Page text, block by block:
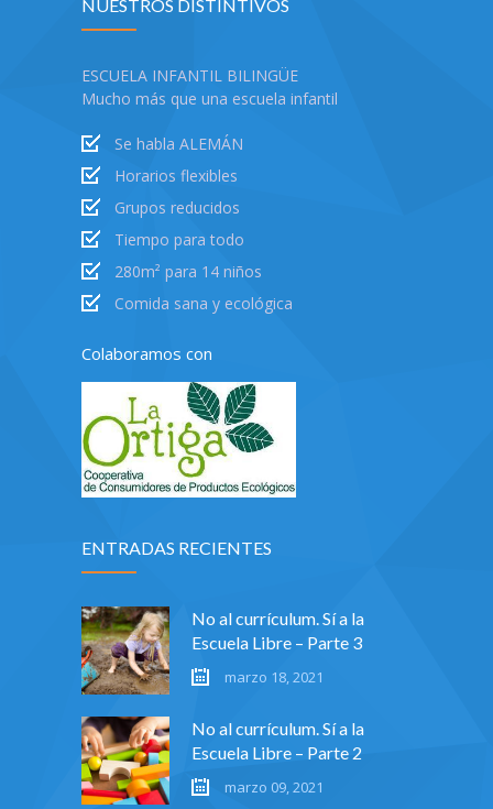
NUESTROS DISTINTIVOS
ESCUELA INFANTIL BILINGÜE
Mucho más que una escuela infantil
Se habla ALEMÁN
Horarios flexibles
Grupos reducidos
Tiempo para todo
280m² para 14 niños
Comida sana y ecológica
Colaboramos con
ENTRADAS RECIENTES
No al currículum. Sí a la
Escuela Libre – Parte 3
marzo 18, 2021
No al currículum. Sí a la
Escuela Libre – Parte 2
marzo 09, 2021